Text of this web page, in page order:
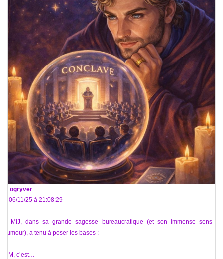
ogryver
Le 06/11/25 à 21:08:29
Le MIJ, dans sa grande sagesse bureaucratique (et son immense sens de
l’humour), a tenu à poser les bases :
VPM, c’est…